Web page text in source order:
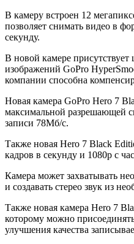
В камеру встроен 12
позволяет снимать видео в
секунду.
В новой камере присутствует
изображений GoPro
компании способна
Новая камера GoPro Hero 7
максимальной разрешающей
записи 78Мб/с.
Также новая Hero 7 Black
кадров в секунду и 1080р с
Камера может захватывать
и создавать стерео звук из
Также новая камера Hero 7
которому можно
улучшения качества